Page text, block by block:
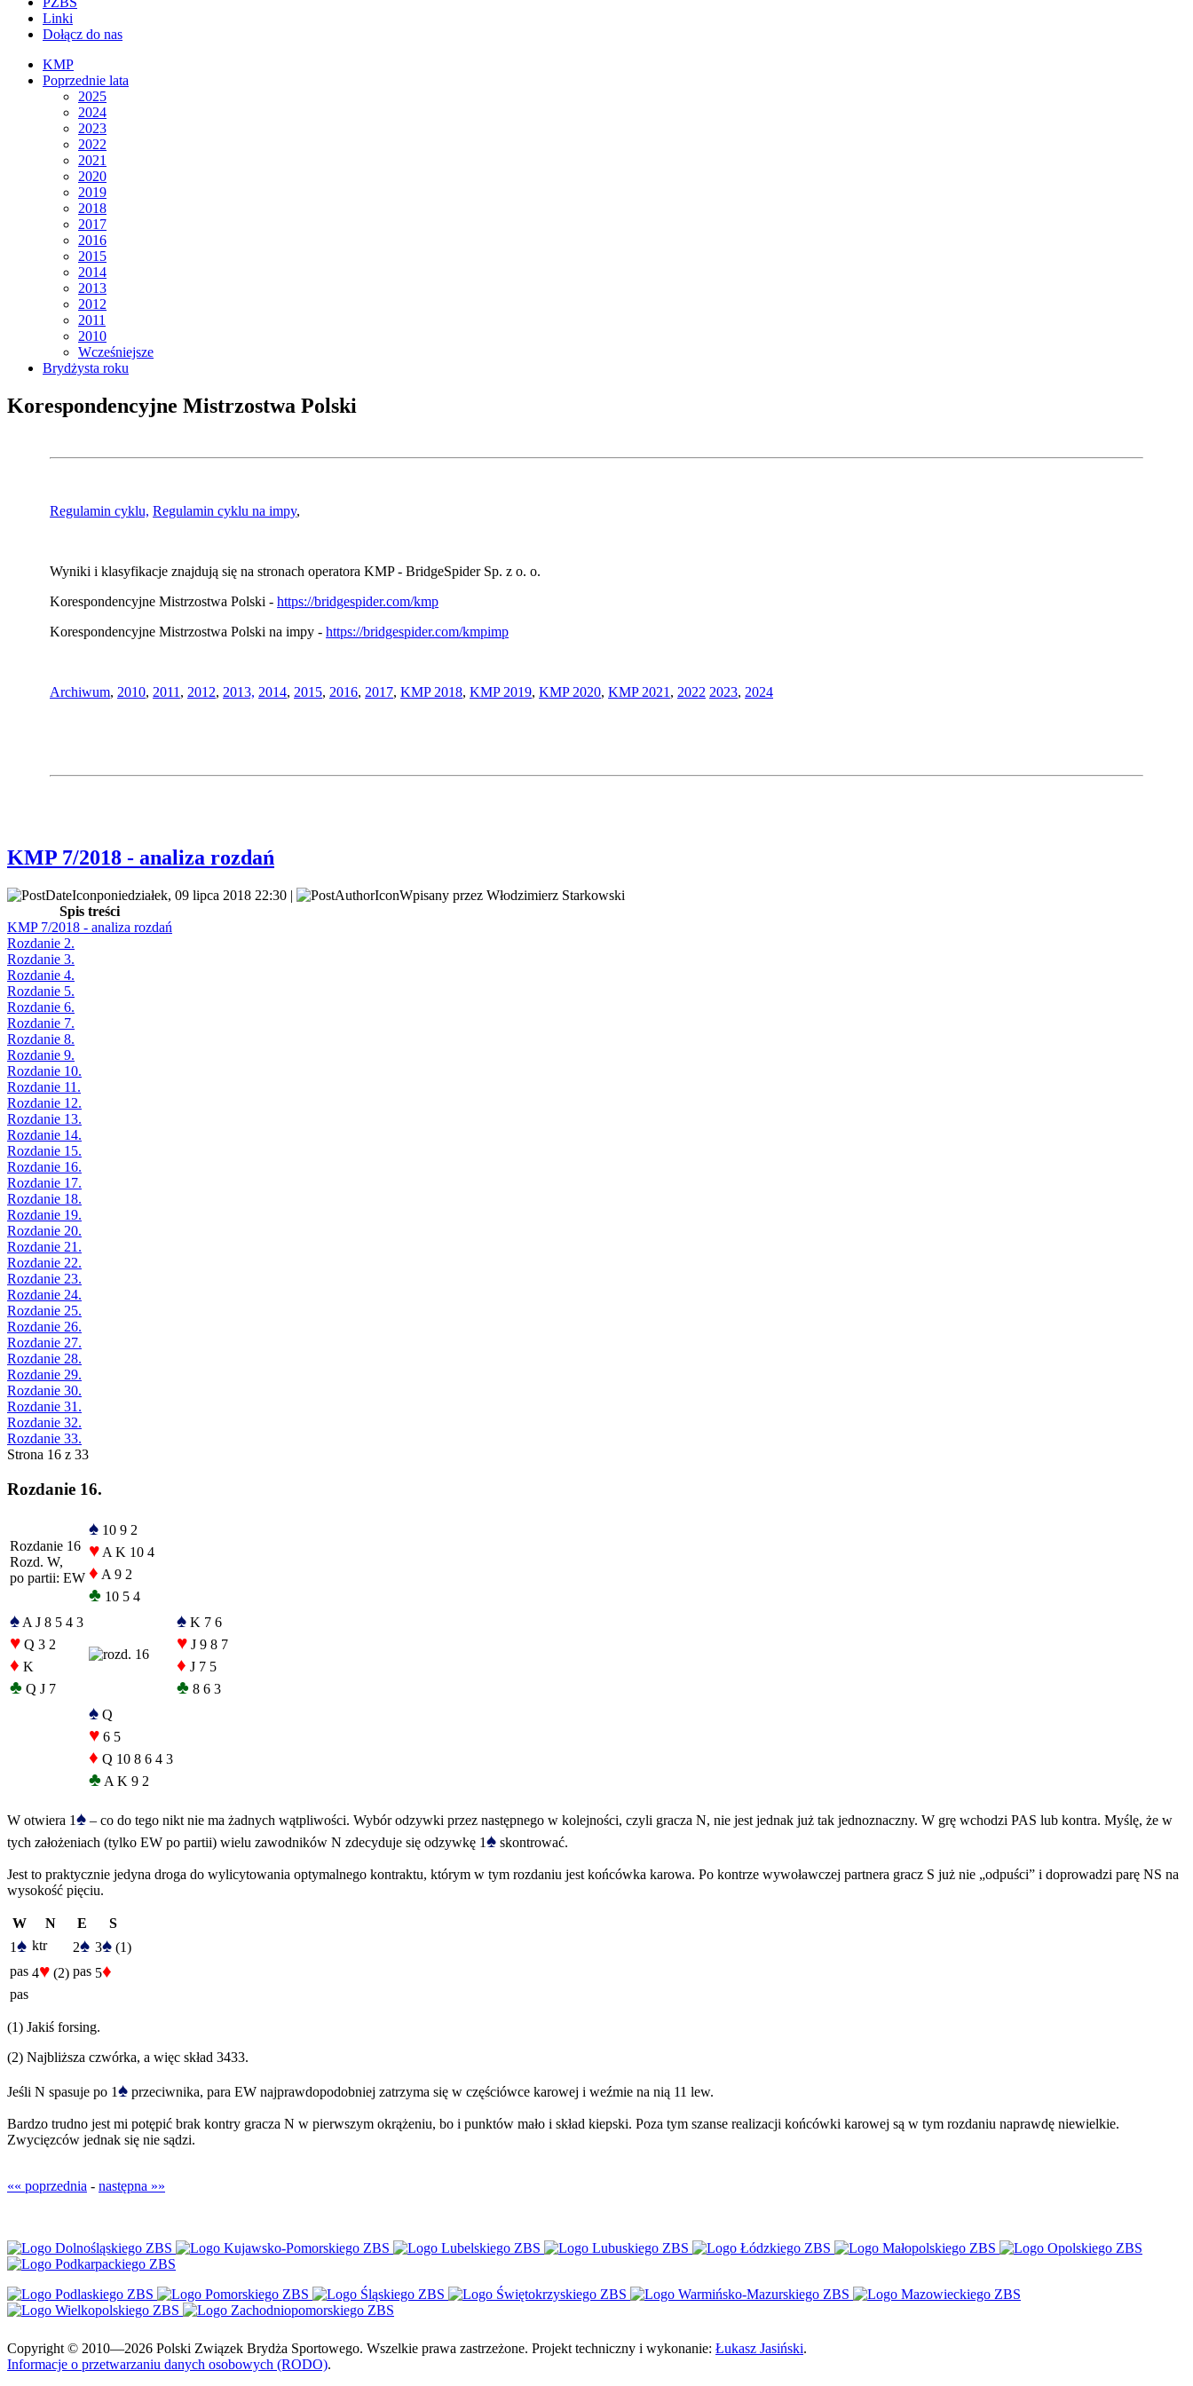
Linki
Dołącz do nas
KMP
Poprzednie lata
2025
2024
2023
2022
2021
2020
2019
2018
2017
2016
2015
2014
2013
2012
2011
2010
Wcześniejsze
Brydżysta roku
Korespondencyjne Mistrzostwa Polski
Regulamin cyklu, Regulamin cyklu na impy,
Wyniki i klasyfikacje znajdują się na stronach operatora KMP - BridgeSpider Sp. z o. o.
Korespondencyjne Mistrzostwa Polski - https://bridgespider.com/kmp
Korespondencyjne Mistrzostwa Polski na impy - https://bridgespider.com/kmpimp
Archiwum, 2010, 2011 , 2012, 2013, 2014, 2015, 2016, 2017, KMP 2018, KMP 2019, KMP 2020, KMP 2021 , 2022 2023, 2024
KMP 7/2018 - analiza rozdań
poniedziałek, 09 lipca 2018 22:30 |
Wpisany przez Włodzimierz Starkowski
Spis treści
KMP 7/2018 - analiza rozdań
Rozdanie 2.
Rozdanie 3.
Rozdanie 4.
Rozdanie 5.
Rozdanie 6.
Rozdanie 7.
Rozdanie 8.
Rozdanie 9.
Rozdanie 10.
Rozdanie 11.
Rozdanie 12.
Rozdanie 13.
Rozdanie 14.
Rozdanie 15.
Rozdanie 16.
Rozdanie 17.
Rozdanie 18.
Rozdanie 19.
Rozdanie 20.
Rozdanie 21.
Rozdanie 22.
Rozdanie 23.
Rozdanie 24.
Rozdanie 25.
Rozdanie 26.
Rozdanie 27.
Rozdanie 28.
Rozdanie 29.
Rozdanie 30.
Rozdanie 31.
Rozdanie 32.
Rozdanie 33.
Strona 16 z 33
Rozdanie 16.
Rozdanie 16
Rozd. W,
po partii: EW
♠ 10 9 2
♥ A K 10 4
♦ A 9 2
♣ 10 5 4
♠ A J 8 5 4 3
♥ Q 3 2
♦ K
♣ Q J 7
♠ K 7 6
♥ J 9 8 7
♦ J 7 5
♣ 8 6 3
♠ Q
♥ 6 5
♦ Q 10 8 6 4 3
♣ A K 9 2
W otwiera 1♠ – co do tego nikt nie ma żadnych wątpliwości. Wybór odzywki przez następnego w kolejności, czyli gracza N, nie jest jednak już tak jednoznaczny. W grę wchodzi PAS lub kontra. Myślę, że w
tych założeniach (tylko EW po partii) wielu zawodników N zdecyduje się odzywkę 1♠ skontrować.
Jest to praktycznie jedyna droga do wylicytowania optymalnego kontraktu, którym w tym rozdaniu jest końcówka karowa. Po kontrze wywoławczej partnera gracz S już nie „odpuści” i doprowadzi parę NS na
wysokość pięciu.
W N E
S
1♠ ktr 2♠ 3♠ (1)
pas 4♥ (2) pas 5♦
pas
(1) Jakiś forsing.
(2) Najbliższa czwórka, a więc skład 3433.
Jeśli N spasuje po 1♠ przeciwnika, para EW najprawdopodobniej zatrzyma się w częściówce karowej i weźmie na nią 11 lew.
Bardzo trudno jest mi potępić brak kontry gracza N w pierwszym okrążeniu, bo i punktów mało i skład kiepski. Poza tym szanse realizacji końcówki karowej są w tym rozdaniu naprawdę niewielkie.
Zwycięzców jednak się nie sądzi.
«« poprzednia - następna »»
Copyright © 2010—2026 Polski Związek Brydża Sportowego. Wszelkie prawa zastrzeżone. Projekt techniczny i wykonanie: Łukasz Jasiński.
Informacje o przetwarzaniu danych osobowych (RODO).